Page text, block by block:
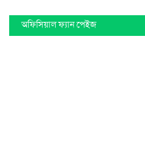
অফিসিয়াল ফ্যান পেইজ